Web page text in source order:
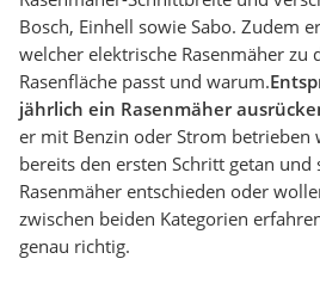
Bosch, Einhell sowie Sabo. Zudem
welcher elektrische Rasenmäher zu
Rasenfläche passt und warum.
jährlich ein Rasenmäher
er mit Benzin oder Strom betrieben
bereits den ersten Schritt getan
Rasenmäher entschieden oder
zwischen beiden Kategorien
genau richtig.